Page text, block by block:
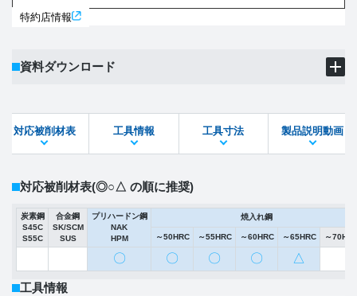
特約店情報
資料ダウンロード
STEPファイル DXFファイル
対応被削材表 工具情報 工具寸法 製品説明動画
対応被削材表(◎○△ の順に推奨)
炭素鋼
S45C
S55C
合金鋼
SK/SCM
SUS
プリハードン鋼
NAK
HPM
焼入れ鋼
～50HRC ～55HRC ～60HRC ～65HRC ～
〇 〇 〇 〇 △
工具情報